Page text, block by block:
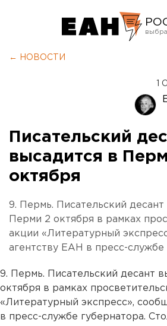
← НОВОСТИ
1
Писательский
высадится в
октября
9. Пермь. Писательский десант
Перми 2 октября в рамках
акции «Литературный
агентству ЕАН в пресс-службе
9. Пермь. Писательский десант
октября в рамках
«Литературный экспресс»,
в пресс-службе губернатора.